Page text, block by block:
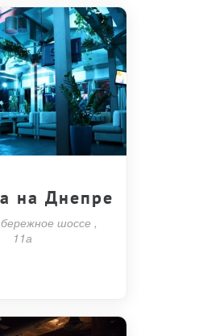
на Днепре
шоссе ,
11а